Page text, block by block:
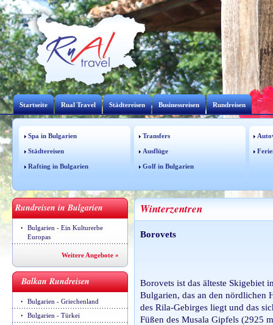
Startseite Rual Travel Städtereisen Businessreisen Rundreisen
Spa in Bulgarien Transfers
Städtereisen Ausflüge
Rafting in Bulgarien Golf in Bulgarien
Rundreisen in Bulgarien
Bulgarien - Ein Kulturerbe
Europas
Weitere Angebote »
Balkan Rundreisen
Bulgarien - Griechenland
Bulgarien - Türkei
Winterzentren
Borovets
Borovets ist das älteste Skigebiet
Bulgarien, das an den nördlichen
des Rila-Gebirges liegt und das
Füßen des Musala Gipfels (2925